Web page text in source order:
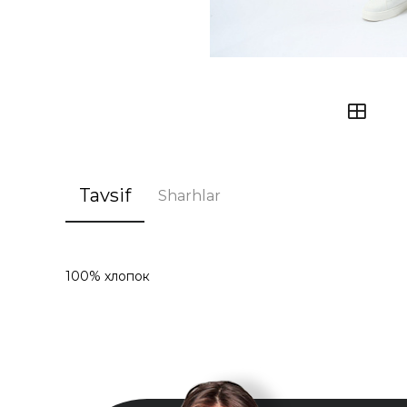
Tavsif Sharhlar
100% хлопок